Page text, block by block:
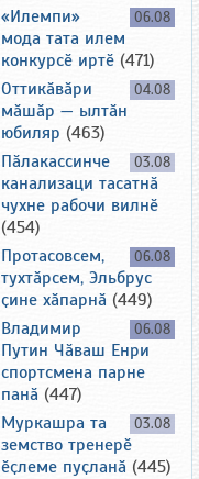
06.08
«Илемпи»
мода тата илем
конкурсӗ иртӗ (471)
04.08
Оттикӑвӑри
мӑшӑр — ылтӑн
юбиляр (463)
03.08
Пӑлакассинче
канализаци тасатнӑ
чухне рабочи вилнӗ
(454)
06.08
Протасовсем,
тухтӑрсем, Эльбрус
ҫине хӑпарнӑ (449)
06.08
Владимир
Путин Чӑваш Енри
спортсмена парне
панӑ (447)
03.08
Муркашра та
земство тренерӗ
ӗҫлеме пуҫланӑ (445)